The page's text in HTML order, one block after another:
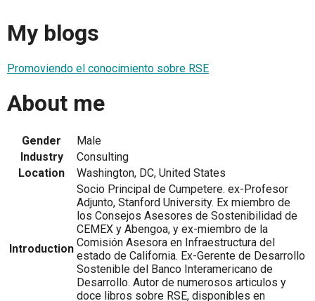
My blogs
Promoviendo el conocimiento sobre RSE
About me
Gender
Male
Industry
Consulting
Location
Washington, DC, United States
Introduction
Socio Principal de Cumpetere. ex-Profesor
Adjunto, Stanford University. Ex miembro de
los Consejos Asesores de Sostenibilidad de
CEMEX y Abengoa, y ex-miembro de la
Comisión Asesora en Infraestructura del
estado de California. Ex-Gerente de Desarrollo
Sostenible del Banco Interamericano de
Desarrollo. Autor de numerosos articulos y
doce libros sobre RSE, disponibles en